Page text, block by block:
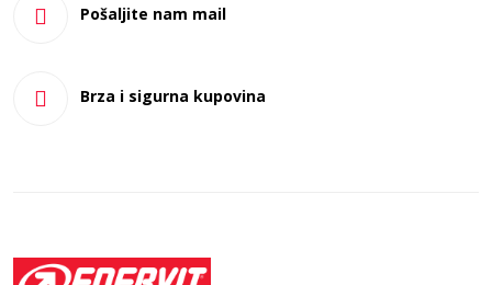
Pošaljite nam mail
Brza i sigurna kupovina